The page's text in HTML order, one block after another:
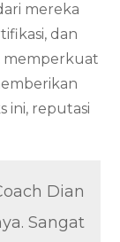
mereka
dan
memperkuat
ini, reputasi
Dian
Sangat